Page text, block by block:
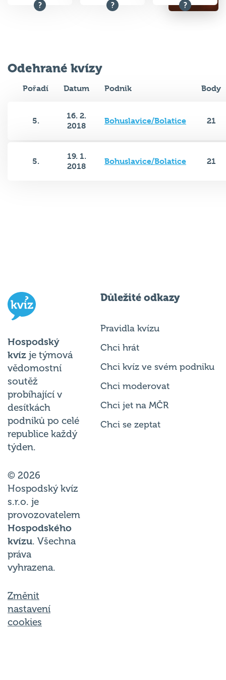
Odehrané kvízy
Pořadí Datum Podnik Body
5.
16. 2.
2018
Bohuslavice/Bolatice 21
5.
19. 1.
2018
Bohuslavice/Bolatice 21
Hospodský
kvíz je týmová
vědomostní
soutěž
probíhající v
desítkách
podniků po celé
republice každý
týden.
© 2026
Hospodský kvíz
s.r.o. je
provozovatelem
Hospodského
kvízu. Všechna
práva
vyhrazena.
Změnit
nastavení
cookies
Důležité odkazy
Pravidla kvízu
Chci hrát
Chci kvíz ve svém podniku
Chci moderovat
Chci jet na MČR
Chci se zeptat